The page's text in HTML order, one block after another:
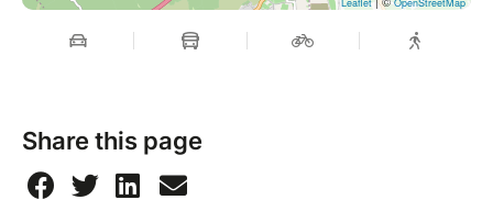
Share this page